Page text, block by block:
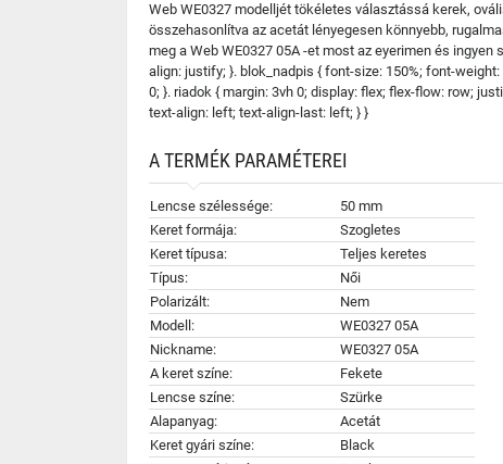
Web WE0327 modelljét tökéletes választássá kerek,
összehasonlítva az acetát lényegesen könnyebb,
meg a Web WE0327 05A -et most az eyerimen és
align: justify; }. blok_nadpis { font-size: 150%; font-
0; }. riadok { margin: 3vh 0; display: flex; flex-flow: row;
text-align: left; text-align-last: left; } }
A TERMÉK PARAMÉTEREI
Lencse szélessége:
50 mm
Keret formája:
Szogletes
Keret típusa:
Teljes keretes
Típus:
Női
Polarizált:
Nem
Modell:
WE0327 05A
Nickname:
WE0327 05A
A keret színe:
Fekete
Lencse színe:
Szürke
Alapanyag:
Acetát
Keret gyári színe:
Black